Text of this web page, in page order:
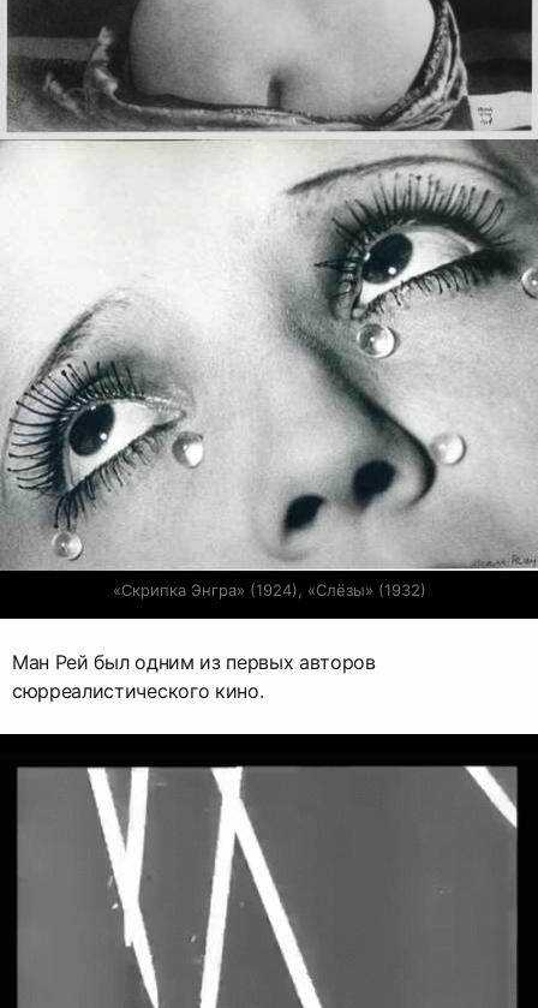
«Скрипка Энгра» (1924), «Слёзы» (1932)
Ман Рей был одним из первых авторов
сюрреалистического кино.